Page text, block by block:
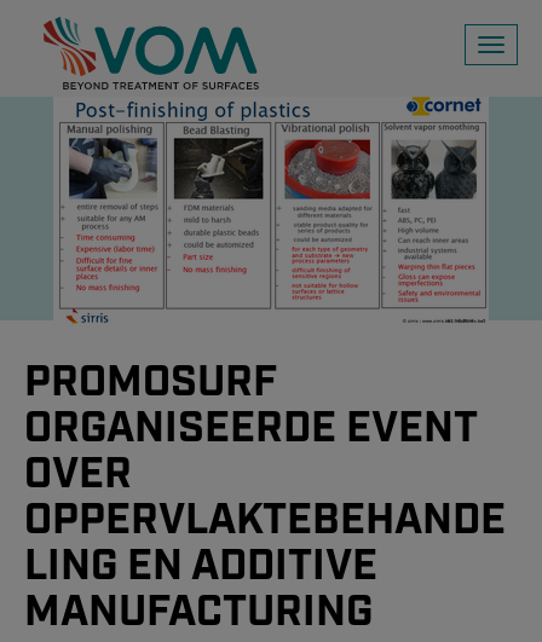
Toggle
PROMOSURF
ORGANISEERDE EVENT
OVER
OPPERVLAKTEBEHANDE
LING EN ADDITIVE
MANUFACTURING